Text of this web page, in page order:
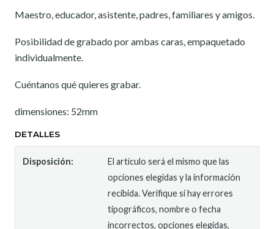
Maestro, educador, asistente, padres, familiares y amigos.
Posibilidad de grabado por ambas caras, empaquetado
individualmente.
Cuéntanos qué quieres grabar.
dimensiones: 52mm
DETALLES
Disposición:
El artículo será el mismo que las
opciones elegidas y la información
recibida. Verifique si hay errores
tipográficos, nombre o fecha
incorrectos, opciones elegidas,